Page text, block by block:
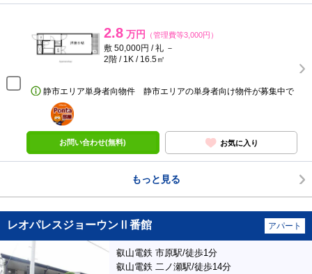
2.8 万円 （管理費等3,000円）
敷 50,000円 / 礼 －
2階 / 1K / 16.5㎡
静市エリア単身者向物件 静市エリアの単身者向け物件が募集中で
ポンタ
部屋
お問い合わせ(無料) お気に入り
もっと見る
レオパレスジョーウンⅡ番館 アパート
叡山電鉄 市原駅/徒歩1分
叡山電鉄 二ノ瀬駅/徒歩14分